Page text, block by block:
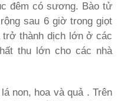
đêm có sương. Bào tử
sau 6 giờ trong giọt
trở thành dịch lớn ở các
thu lớn cho các nhà
non, hoa và quả . Trên